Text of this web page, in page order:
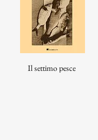
Il settimo pesce